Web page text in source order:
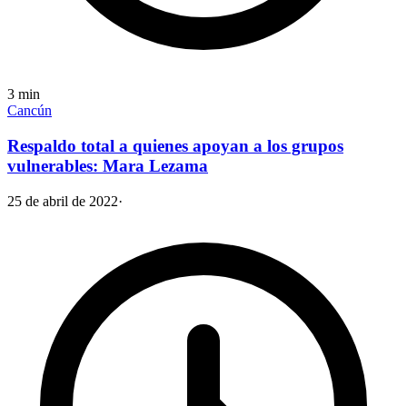
3 min
Cancún
Respaldo total a quienes apoyan a los grupos
vulnerables: Mara Lezama
25 de abril de 2022·